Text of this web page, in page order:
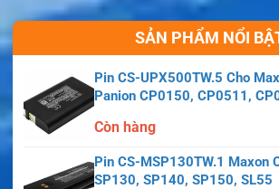
SẢN PHẨM NỔI
Pin CS-UPX500TW.5 Cho
Panion CP0150, CP0511,
Còn hàng
Pin CS-MSP130TW.1 Maxon
SP130, SP140, SP150, SL55